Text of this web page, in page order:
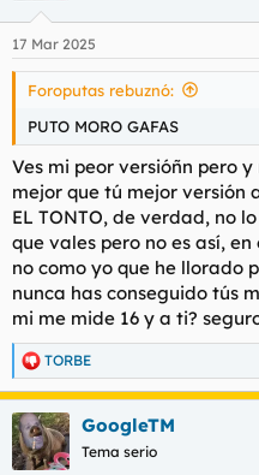
e
s
17 Mar 2025
Foroputas rebuznó:
PUTO MORO GAFAS
Ves mi peor versióñn pero
mejor que tú mejor versión
EL TONTO, de verdad, no
que vales pero no es así, en
no como yo que he llorado
nunca has conseguido tús
mi me mide 16 y a ti?
R
e
a
c
c
i
TORBE
GoogleTM
Tema serio